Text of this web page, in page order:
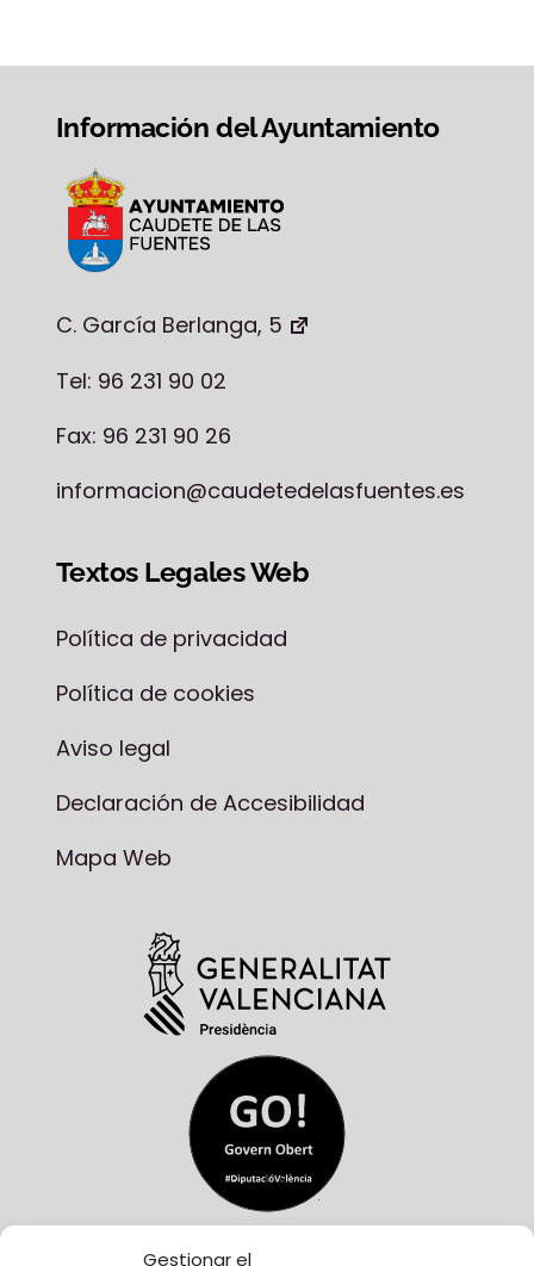
Gestionar el
Información del Ayuntamiento
C. García Berlanga, 5
Tel: 96 231 90 02
Fax: 96 231 90 26
informacion@caudetedelasfuentes.es
Textos Legales Web
Política de privacidad
Política de cookies
Aviso legal
Declaración de Accesibilidad
Mapa Web